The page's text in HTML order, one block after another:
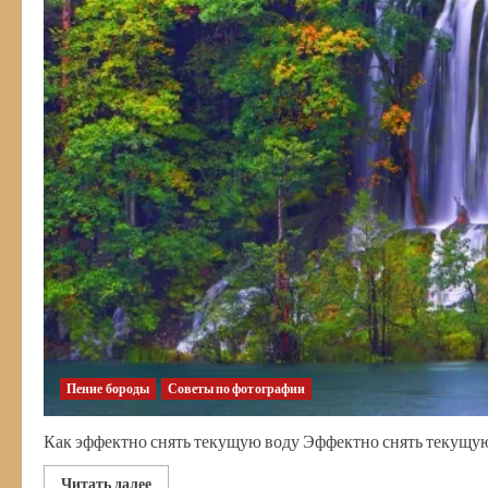
Пение бороды Советы по фотографии
Как эффектно снять текущую воду Эффектно снять
Читать далееПрочитать